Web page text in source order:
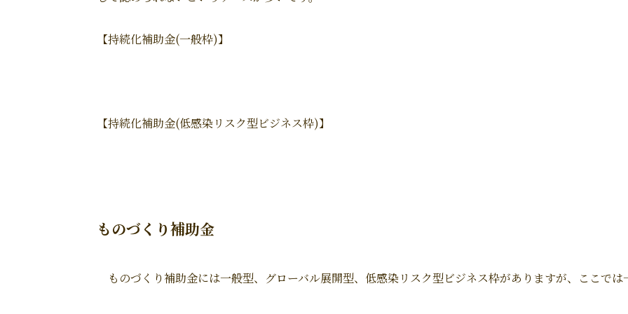
【持続化補助金(一般枠)】
【持続化補助金(低感染リスク型ビジネス枠)】
ものづくり補助金
ものづくり補助金には一般型、グローバル展開型、低感染リスク型ビジネス枠がありますが、ここでは